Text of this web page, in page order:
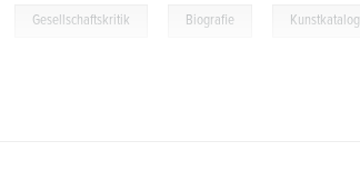
Gesellschaftskritik Biografie Kunstkatalog